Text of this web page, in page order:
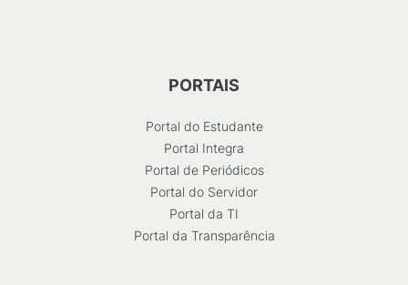
PORTAIS
Portal do Estudante
Portal Integra
Portal de Periódicos
Portal do Servidor
Portal da TI
Portal da Transparência